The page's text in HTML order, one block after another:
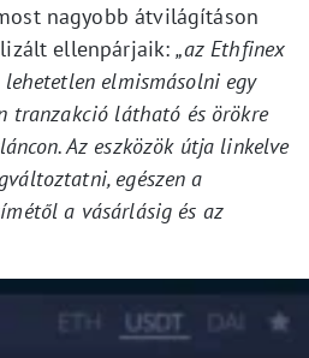
nagyobb átvilágításon
ellenpárjaik:„az Ethfinex
elmismásolni egy
tranzakció látható és örökre
Az eszközök útja linkelve
egészen a
a vásárlásig és az